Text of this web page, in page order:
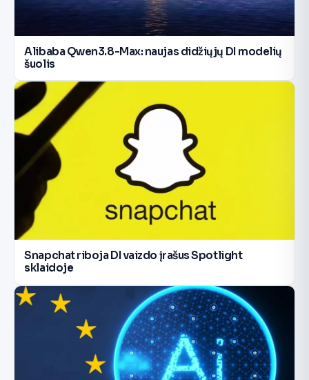
Alibaba Qwen3.8-Max: naujas didžiųjų DI modelių
šuolis
Snapchat riboja DI vaizdo įrašus Spotlight
sklaidoje